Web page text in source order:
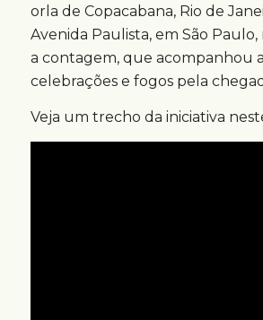
orla de Copacabana, Rio de
Avenida Paulista, em São
a contagem, que acompanhou
celebrações e fogos pela
Veja um trecho da iniciativa